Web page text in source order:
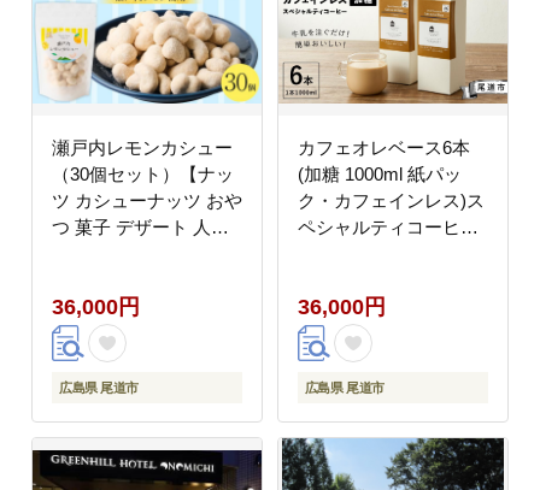
瀬戸内レモンカシュー
（30個セット）【ナッ
ツ カシューナッツ おや
つ 菓子 デザート 人気
36,000円
広島県 尾道市
カフェオレベース6本
(加糖 1000ml 紙パッ
ク・カフェインレス)ス
ペシャルティコーヒー
36,000円
広島県 尾道市